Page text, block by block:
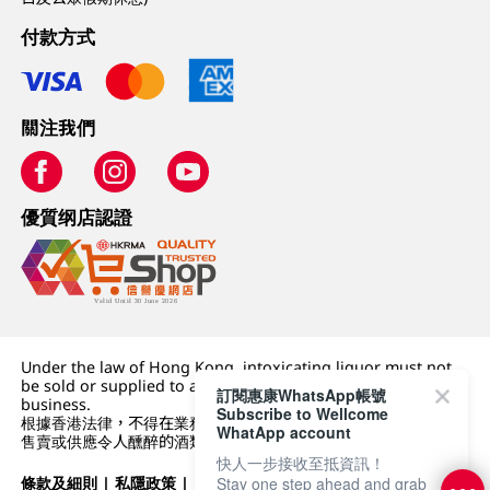
付款方式
關注我們
優質纲店認證
Under the law of Hong Kong, intoxicating liquor must not
be sold or supplied to a minor (under 18) in the course of
business.
根據香港法律，不得在業務過程中，向未成年人 (18 歲以下人士)
售賣或供應令人醺醉的酒類。
條款及細則 |私隱政策 | DFI零售集團
訂閱惠康WhatsApp帳號
Subscribe to Wellcome
WhatApp account
快人一步接收至抵資訊！
Stay one step ahead and grab